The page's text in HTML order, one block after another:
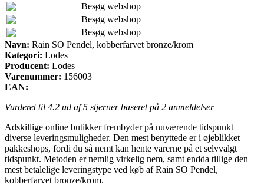
Besøg webshop
Besøg webshop
Besøg webshop
Navn: Rain SO Pendel, kobberfarvet bronze/krom
Kategori: Lodes
Producent: Lodes
Varenummer: 156003
EAN:
Vurderet til 4.2 ud af 5 stjerner baseret på 2 anmeldelser
Adskillige online butikker frembyder på nuværende tidspunkt
diverse leveringsmuligheder. Den mest benyttede er i øjeblikket
pakkeshops, fordi du så nemt kan hente varerne på et selvvalgt
tidspunkt. Metoden er nemlig virkelig nem, samt endda tillige den
mest betalelige leveringstype ved køb af Rain SO Pendel,
kobberfarvet bronze/krom.